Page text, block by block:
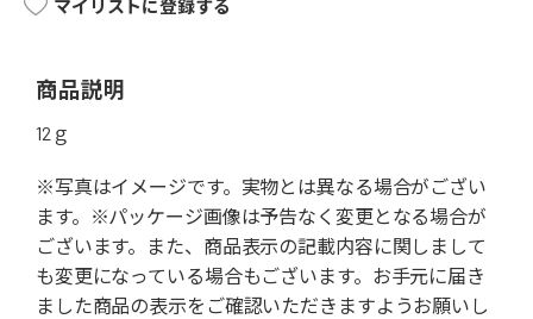
マイリストに登録する
商品説明
12ｇ
※写真はイメージです。実物とは異なる場合がござい
ます。※パッケージ画像は予告なく変更となる場合が
ございます。また、商品表示の記載内容に関しまして
も変更になっている場合もございます。お手元に届き
ました商品の表示をご確認いただきますようお願いし